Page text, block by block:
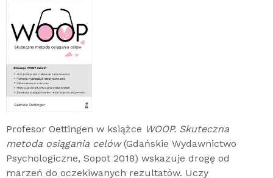
Profesor Oettingen w książce WOOP. Skuteczna
metoda osiągania celów(Gdańskie Wydawnictwo
Psychologiczne, Sopot 2018) wskazuje drogę od
marzeń do oczekiwanych rezultatów. Uczy